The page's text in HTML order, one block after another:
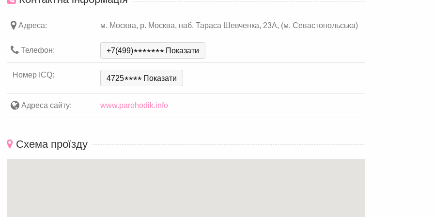
Адреса: м. Москва, р. Москва, наб. Тараса Шевченка, 23А, (м. Севастопольська)
Телефон: +7(499)******* Показати
Номер ICQ: 4725**** Показати
Адреса сайту: www.parohodik.info
Схема проїзду